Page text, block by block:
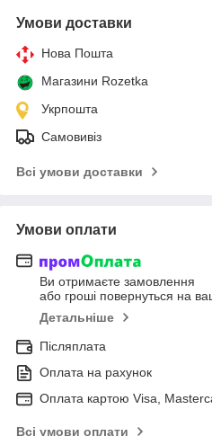
Умови доставки
Нова Пошта
Магазини Rozetka
Укрпошта
Самовивіз
Всі умови доставки
Умови оплати
Ви отримаєте замовлення
або гроші повернуться на
Детальніше
Післяплата
Оплата на рахунок
Оплата картою Visa,
Всі умови оплати